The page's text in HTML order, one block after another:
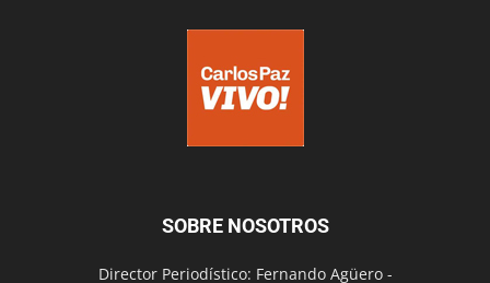
SOBRE NOSOTROS
Director Periodístico: Fernando Agüero -